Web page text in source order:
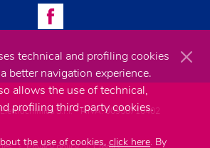
S.r.l. - P.IVA: 00958710402
technical and profiling cookies
better navigation experience.
allows the use of technical,
profiling third-party cookies.
the use of cookies,click here. By